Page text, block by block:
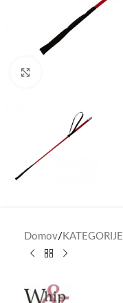
Domov/ KATEGORIJE